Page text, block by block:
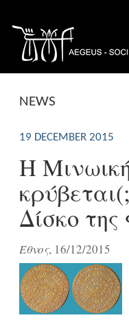
NEWS
19 DECEMBER 2015
Η
Δίσκο
Έθνος, 16/12/2015